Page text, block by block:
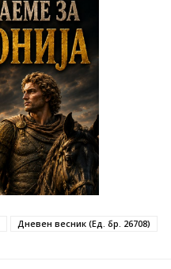
Дневен весник (Ед. бр. 26708)